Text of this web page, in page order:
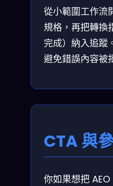
從小範圍工作流
規格，再把轉換
完成）納入追蹤
避免錯誤內容被
CTA 與
你如果想把